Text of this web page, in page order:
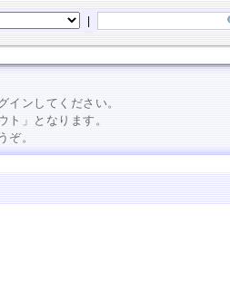
インしてください。
ト」となります。
ぞ。